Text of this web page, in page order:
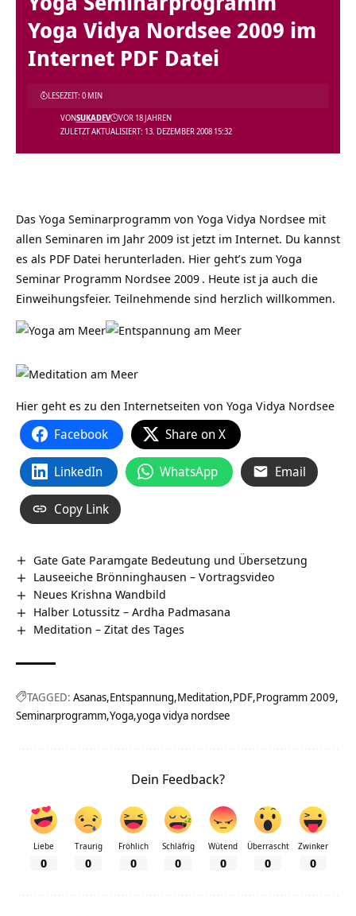
Yoga Vidya Nordsee 2009 im
Internet PDF Datei
ZULETZT AKTUALISIERT: 13. DEZEMBER 2008 15:32
VONSUKADEV VOR 18 JAHREN
LESEZEIT: 0 MIN
Das Yoga Seminarprogramm von Yoga Vidya Nordsee mit
allen Seminaren im Jahr 2009 ist jetzt im Internet. Du kannst
es als PDF Datei herunterladen. Hier geht’s zum Yoga
Seminar Programm Nordsee 2009 . Heute ist ja auch die
Einweihungsfeier. Teilnehmende sind herzlich willkommen.
Hier geht es zu den Internetseiten von Yoga Vidya Nordsee
Facebook Share on X
LinkedIn WhatsApp Email
Copy Link
Gate Gate Paramgate Bedeutung und Übersetzung
Lauseeiche Brönninghausen‏‎ – Vortragsvideo
Neues Krishna Wandbild
Halber Lotussitz – Ardha Padmasana
Meditation – Zitat des Tages
TAGGED: Asanas Entspannung Meditation PDF Programm 2009
Seminarprogramm Yoga yoga vidya nordsee
Dein Feedback?
Liebe
0
Traurig
0
Fröhlich
0
Schläfrig
0
Wütend
0
Überrascht
0
Zwinker
0